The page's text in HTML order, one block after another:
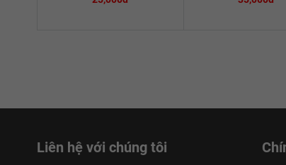
Liên hệ với chúng tôi